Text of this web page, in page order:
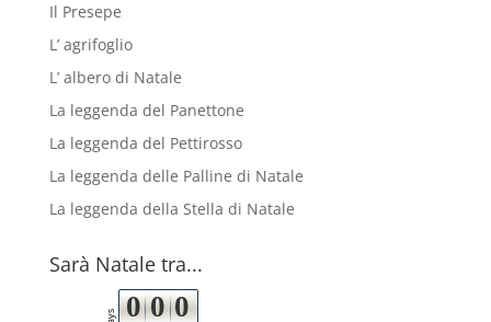
Il Presepe
L’ agrifoglio
L’ albero di Natale
La leggenda del Panettone
La leggenda del Pettirosso
La leggenda delle Palline di Natale
La leggenda della Stella di Natale
Sarà Natale tra...
0 0 0